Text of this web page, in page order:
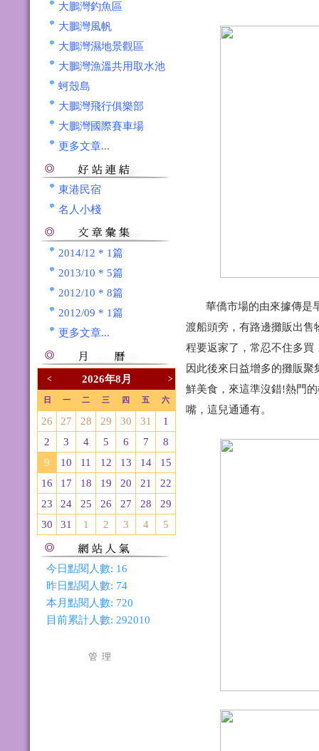
大鵬灣釣魚區
大鵬灣風帆
大鵬灣濕地景觀區
大鵬灣漁溫共用取水池
蚵殼島
大鵬灣飛行俱樂部
大鵬灣國際賽車場
更多文章...
東港民宿
名人小棧
2014/12 * 1篇
2013/10 * 5篇
2012/10 * 8篇
2012/09 * 1篇
更多文章...
< 2026年8月 >
日 一 二 三 四 五 六
26 27 28 29 30 31
1
2
3 4 5 6 7
8
9
10 11 12 13 14
15
16
17 18 19 20 21
22
23
24 25 26 27 28
29
30
31 1 2 3 4 5
今日點閱人數: 16
昨日點閱人數: 74
本月點閱人數: 720
目前累計人數: 292010
管 理
華僑市場的由來據傳是
渡船頭旁，有路邊攤販出售
程要返家了，常忍不住多買
因此後來日益增多的攤販
鮮美食，來這準沒錯!熱門
嘴，這兒通通有。